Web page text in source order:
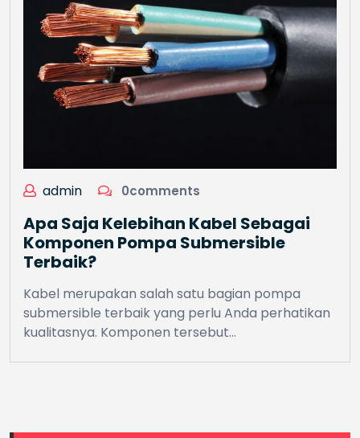
admin 0comments
Apa Saja Kelebihan Kabel Sebagai
Komponen Pompa Submersible
Terbaik?
Kabel merupakan salah satu bagian pompa
submersible terbaik yang perlu Anda perhatikan
kualitasnya. Komponen tersebut…